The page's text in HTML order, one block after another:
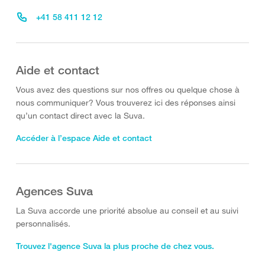
+41 58 411 12 12
Aide et contact
Vous avez des questions sur nos offres ou quelque chose à
nous communiquer? Vous trouverez ici des réponses ainsi
qu’un contact direct avec la Suva.
Accéder à l’espace Aide et contact
Agences Suva
La Suva accorde une priorité absolue au conseil et au suivi
personnalisés.
Trouvez l'agence Suva la plus proche de chez vous.